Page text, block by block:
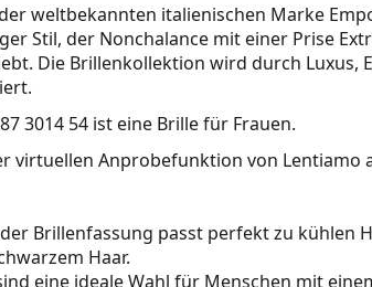
weltbekannten italienischen Marke
Stil, der Nonchalance mit einer Prise
Die Brillenkollektion wird durch Luxus,
3014 54 ist eine Brille für Frauen.
virtuellen Anprobefunktion von Lentiamo
Brillenfassung passt perfekt zu kühlen
Haar.
eine ideale Wahl für Menschen mit